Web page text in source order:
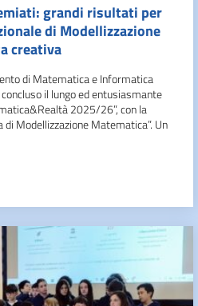
grandi risultati per
di Modellizzazione
creativa
di Matematica e Informatica
il lungo ed entusiasmante
2025/26”, con la
di Modellizzazione Matematica”. Un